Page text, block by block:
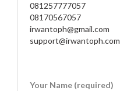
081257777057
08170567057
irwantoph@gmail.com
support@irwantoph.com
Your Name (required)